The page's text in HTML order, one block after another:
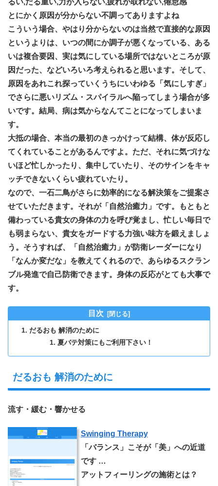
るい,だる重い,力が入らない,疲れが取れない,倦怠感
とにかく原因が分からない不調ってありますよね
こういう場合、やはり分からないのは当然で直接的な原因
というよりは、いつの間にか調子が悪くなっている、ある
いは複合要因、実は気にしている場所ではないところが原
因だった、などいろいろ考えられると思います。そして、
原因をあれこれ探っていくうちにいわゆる「気にしすぎ」
でさらに悪いリズム・スパイラルへ陥ってしまう場合が多
いです。結局、病は気からなんてことになってしまいま
す。
大抵の場合、本当の最初のきっかけって結構、体が反応し
てくれていることがあるんですよ。ただ、それに気づけな
いほど忙しかったり、集中していたり、そのサインをキャ
ッチできないくらい疲れていたり。
なので、一石二鳥がさらに効率的になる解決策をご提案さ
せていただきます。それが「自然治癒力」 です。もともと
備わっている貴女の身体の力を呼び覚まし、忙しい毎日で
も弱まらない、貴女をガードする力強い味方を鍛えましょ
う。そうすれば、
「自然治癒力」 が防衛レーダーになり
「なんか変だな」を教えてくれるので、あらゆるスクラン
ブル発進で自己防衛できます。身体の反応がとても大事で
す。
目次
だるおも 解消のために
夏バテ対策にもご利用下さい！
だるおも 解消のために
流す・緩む・響かせる
Swinging Therapy
「バランス」こそが「美」への近道
です …
アットフィーリングの施術とは？